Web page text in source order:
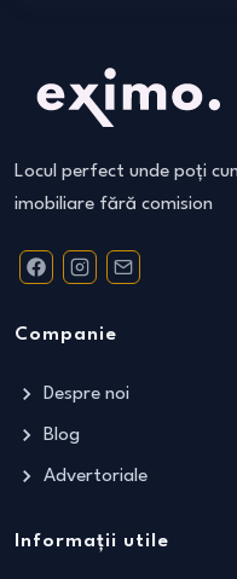
Locul perfect unde poți
imobiliare fără comision
Companie
Despre noi
Blog
Advertoriale
Informații utile